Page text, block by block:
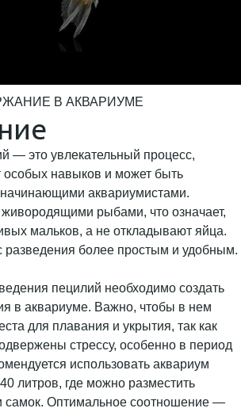
В АКВАРИУМЕ
— это увлекательный процесс,
особых навыков и может быть
аквариумистами.
рыбами, что означает,
мальков, а не откладывают яйца.
разведения более простым и удобным.
пецилий необходимо создать
в аквариуме. Важно, чтобы в нем
для плавания и укрытия, так как
стрессу, особенно в период
использовать аквариум
литров, где можно разместить
самок. Оптимальное соотношение —